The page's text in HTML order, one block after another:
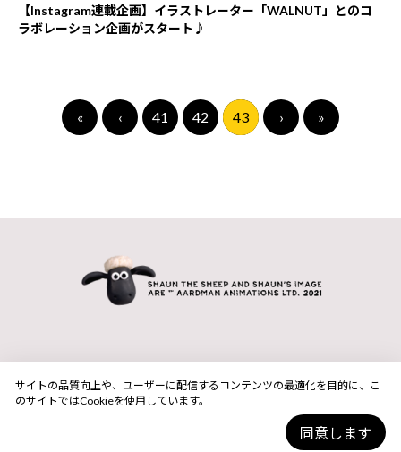
【Instagram連載企画】イラストレーター「WALNUT」とのコ
ラボレーション企画がスタート♪
« ‹ 41 42 43 › »
サイトの品質向上や、ユーザーに配信するコンテンツの最適化を目的に、こ
のサイトではCookieを使用しています。
同意します